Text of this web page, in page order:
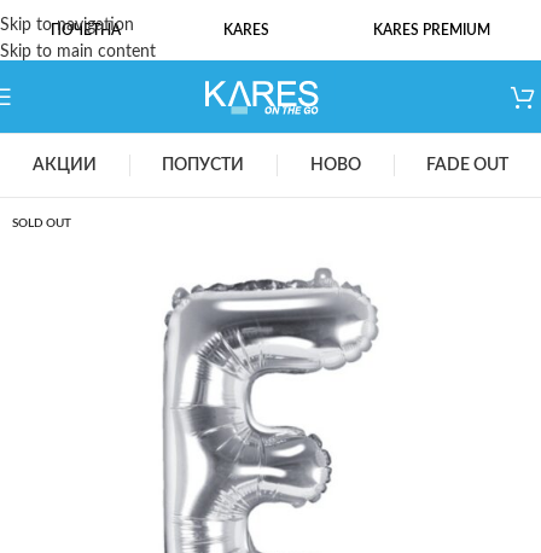
Skip to navigation
Skip to main content
ПОЧЕТНА KARES KARES PREMIUM
АКЦИИ ПОПУСТИ НОВО FADE OUT
SOLD OUT